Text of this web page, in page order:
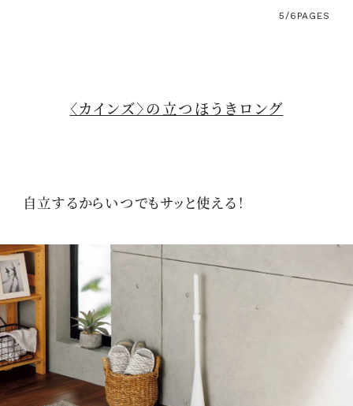
5/6 PAGES
〈カインズ〉の立つほうきロング
自立するからいつでもサッと使える！